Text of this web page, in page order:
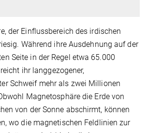
der Einflussbereich des irdischen
Während ihre Ausdehnung auf der
Seite in der Regel etwa 65.000
ihr langgezogener,
Schweif mehr als zwei Millionen
Magnetosphäre die Erde von
von der Sonne abschirmt, können
wo die magnetischen Feldlinien zur